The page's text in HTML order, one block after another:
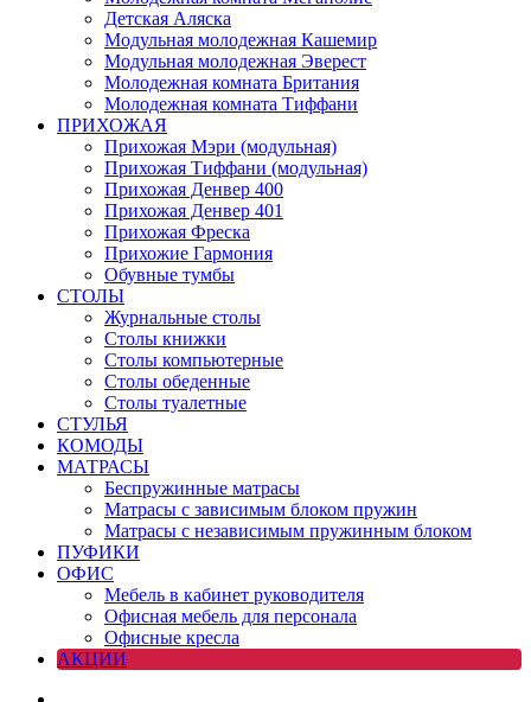
Детская Аляска
Модульная молодежная Кашемир
Модульная молодежная Эверест
Молодежная комната Британия
Молодежная комната Тиффани
ПРИХОЖАЯ
Прихожая Мэри (модульная)
Прихожая Тиффани (модульная)
Прихожая Денвер 400
Прихожая Денвер 401
Прихожая Фреска
Прихожие Гармония
Обувные тумбы
СТОЛЫ
Журнальные столы
Столы книжки
Столы компьютерные
Столы обеденные
Столы туалетные
СТУЛЬЯ
КОМОДЫ
МАТРАСЫ
Беспружинные матрасы
Матрасы с зависимым блоком пружин
Матрасы с независимым пружинным блоком
ПУФИКИ
ОФИС
Мебель в кабинет руководителя
Офисная мебель для персонала
Офисные кресла
АКЦИИ